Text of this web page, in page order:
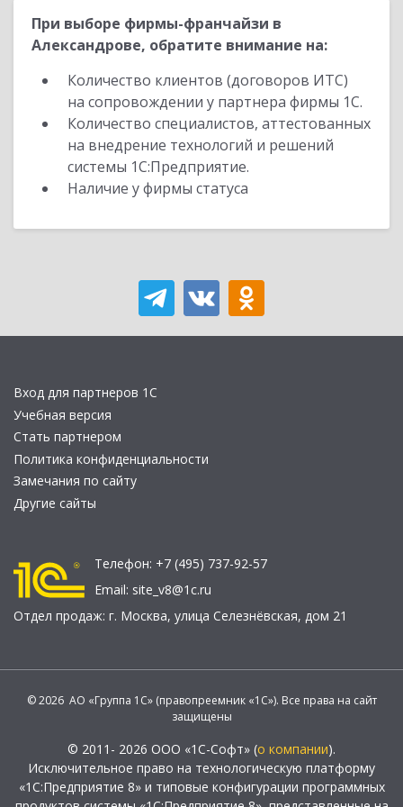
При выборе фирмы-франчайзи в
Александрове, обратите внимание на:
Количество клиентов (договоров ИТС)
на сопровождении у партнера фирмы 1С.
Количество специалистов, аттестованных
на внедрение технологий и решений
системы 1С:Предприятие.
Наличие у фирмы статуса
Вход для партнеров 1С
Учебная версия
Стать партнером
Политика конфиденциальности
Замечания по сайту
Другие сайты
Телефон: +7 (495) 737-92-57
Email: site_v8@1c.ru
Отдел продаж: г. Москва, улица Селезнёвская, дом 21
© 2026 АО «Группа 1С» (правопреемник «1С»). Все права на сайт
защищены
© 2011- 2026 ООО «1С-Софт» (о компании).
Исключительное право на технологическую платформу
«1С:Предприятие 8» и типовые конфигурации программных